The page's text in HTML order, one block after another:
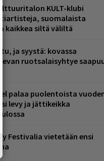
KULT-klubi
suomalaista
kaikkea siltä väliltä
ja syystä: kovassa
ruotsalaisyhtye
palaa puolentoista
levy ja jättikeikka
Festivalia vietetään ensi